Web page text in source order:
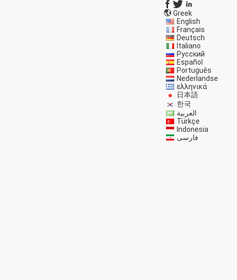
Greek
English
Français
Deutsch
Italiano
Русский
Español
Português
Nederlandse
ελληνικά
日本語
한국
العربية
Türkçe
Indonesia
فارسی